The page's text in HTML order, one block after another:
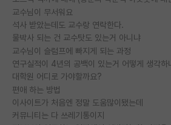
교수님이 무서워요
석사 받았는데도 교수랑 연락한다.
물박사 되는 건 교수탓도 있는거 아니냐
교수님이 슬럼프에 빠지게 되는 과정
연구실적이 4년의 공백이 있는거 어떻게 생각하
대학원 어디로 가야할까요?
편애 하는 방법
이사이트가 처음엔 정말 도움많이됐는데
커뮤니티는 다 쓰레기통이지